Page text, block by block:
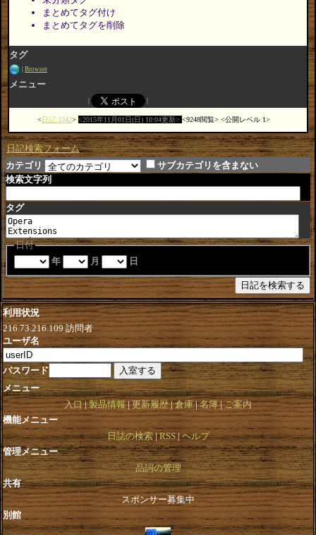
まとめてタグ付け
まとめてタグを削除
タグ
Browser
メニュー
日記:3342 2015年11月01日(日) 10:04更新 9248閲覧 公開レベル 1
日記検索フォーム
カテゴリ
サブカテゴリを含まない
検索文字列
タグ
日付
年
月 日
利用状況
216.73.216.109訪問者
ユーザ名
パスワード
メニュー
入口 製品情報 更新履歴 倉庫 名簿 ご案内
機能メニュー
日誌の検索 RSS ヘルプ
管理メニュー
品詞の管理
共有
スポンサー募集中
別館